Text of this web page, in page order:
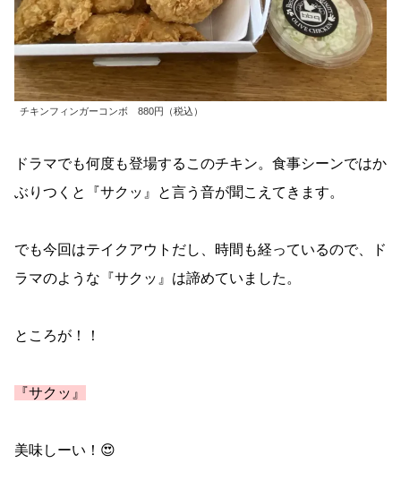
チキンフィンガーコンボ 880円（税込）
ドラマでも何度も登場するこのチキン。食事シーンではか
ぶりつくと『サクッ』と言う音が聞こえてきます。
でも今回はテイクアウトだし、時間も経っているので、ド
ラマのような『サクッ』は諦めていました。
ところが！！
『サクッ』
美味しーい！😍